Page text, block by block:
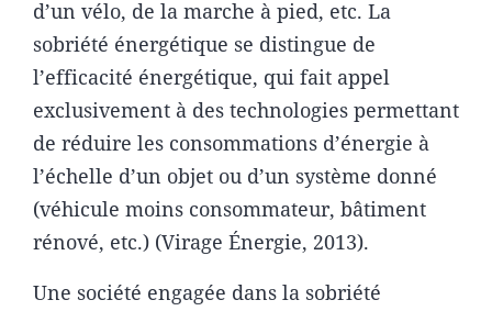
d’un vélo, de la marche à pied, etc. La
sobriété énergétique se distingue de
l’efficacité énergétique, qui fait appel
exclusivement à des technologies permettant
de réduire les consommations d’énergie à
l’échelle d’un objet ou d’un système donné
(véhicule moins consommateur, bâtiment
rénové, etc.) (Virage Énergie, 2013).
Une société engagée dans la sobriété